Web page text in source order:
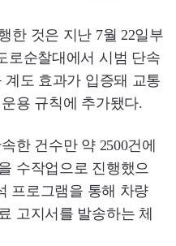
한 것은 지난 7월 22일부
로순찰대에서 시범 단속
도 효과가 입증돼 교통
용 규칙에 추가됐다.
한 건수만 약 2500건에
수작업으로 진행했으
프로그램을 통해 차량
고지서를 발송하는 체